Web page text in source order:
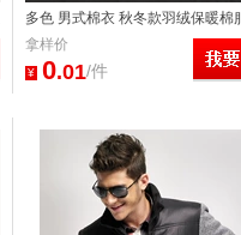
多色 男式棉衣 秋冬款羽绒保暖棉
PU立领外套 男装批发
拿样价
¥ 0.01/件